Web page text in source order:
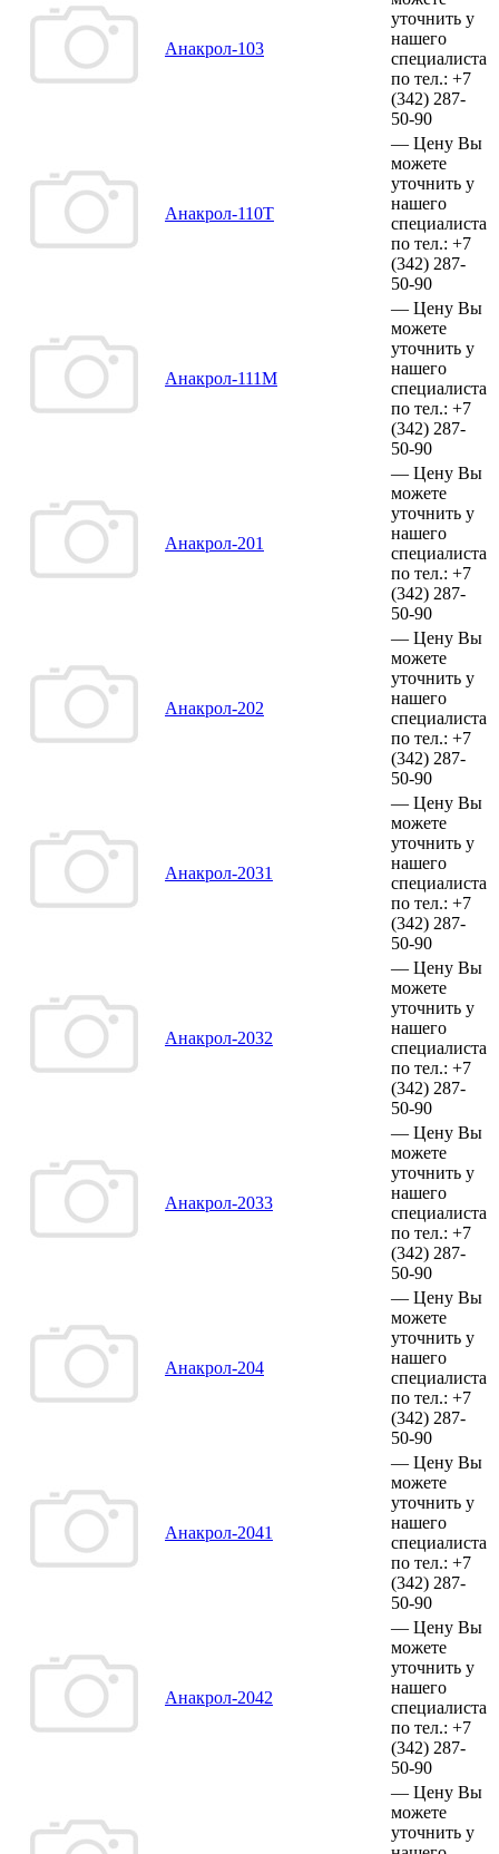
Анакрол-103
уточнить у
нашего
специалиста
по тел.: +7
(342) 287-
50-90
Анакрол-110Т
— Цену Вы
можете
уточнить у
нашего
специалиста
по тел.: +7
(342) 287-
50-90
Анакрол-111М
— Цену Вы
можете
уточнить у
нашего
специалиста
по тел.: +7
(342) 287-
50-90
Анакрол-201
— Цену Вы
можете
уточнить у
нашего
специалиста
по тел.: +7
(342) 287-
50-90
Анакрол-202
— Цену Вы
можете
уточнить у
нашего
специалиста
по тел.: +7
(342) 287-
50-90
Анакрол-2031
— Цену Вы
можете
уточнить у
нашего
специалиста
по тел.: +7
(342) 287-
50-90
Анакрол-2032
— Цену Вы
можете
уточнить у
нашего
специалиста
по тел.: +7
(342) 287-
50-90
Анакрол-2033
— Цену Вы
можете
уточнить у
нашего
специалиста
по тел.: +7
(342) 287-
50-90
Анакрол-204
— Цену Вы
можете
уточнить у
нашего
специалиста
по тел.: +7
(342) 287-
50-90
Анакрол-2041
— Цену Вы
можете
уточнить у
нашего
специалиста
по тел.: +7
(342) 287-
50-90
Анакрол-2042
— Цену Вы
можете
уточнить у
нашего
специалиста
по тел.: +7
(342) 287-
50-90
— Цену Вы
можете
уточнить у